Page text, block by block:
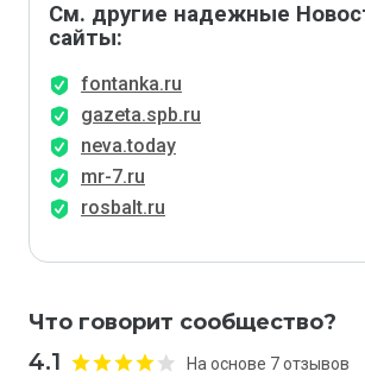
См. другие надежные
сайты:
fontanka.ru
gazeta.spb.ru
neva.today
mr-7.ru
rosbalt.ru
Что говорит сообщество?
4.1 На основе 7 отзывов